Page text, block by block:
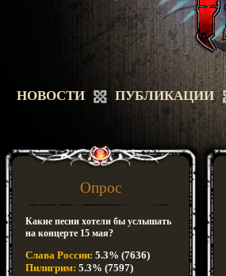
НОВОСТИ ПУБЛИКАЦИИ
Опрос
Какие песни хотели бы услышать
на концерте 15 мая?
Слава России: 5.3% (7636)
Пилигрим: 5.3% (7597)